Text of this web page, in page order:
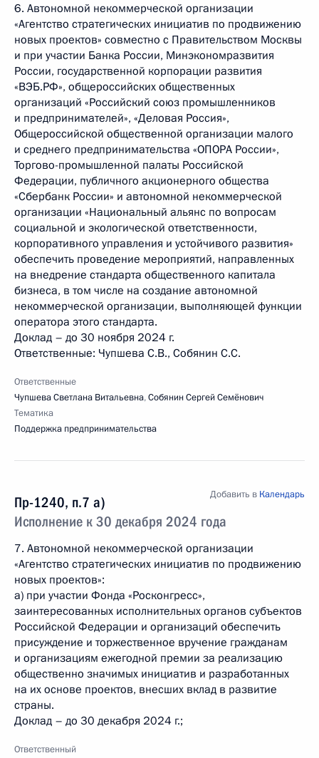
6. Автономной некоммерческой организации
«Агентство стратегических инициатив по продвижению
новых проектов» совместно с Правительством Москвы
и при участии Банка России, Минэкономразвития
России, государственной корпорации развития
«ВЭБ.РФ», общероссийских общественных
организаций «Российский союз промышленников
и предпринимателей», «Деловая Россия»,
Общероссийской общественной организации малого
и среднего предпринимательства «ОПОРА России»,
Торгово-промышленной палаты Российской
Федерации, публичного акционерного общества
«Сбербанк России» и автономной некоммерческой
организации «Национальный альянс по вопросам
социальной и экологической ответственности,
корпоративного управления и устойчивого развития»
обеспечить проведение мероприятий, направленных
на внедрение стандарта общественного капитала
бизнеса, в том числе на создание автономной
некоммерческой организации, выполняющей функции
оператора этого стандарта.
Доклад – до 30 ноября 2024 г.
Ответственные: Чупшева С.В., Собянин С.С.
Ответственные
Чупшева Светлана Витальевна,Собянин Сергей Семёнович
Тематика
Поддержка предпринимательства
Пр-1240, п.7 а)
Исполнение к 30 декабря 2024 года
Добавить в Календарь
7. Автономной некоммерческой организации
«Агентство стратегических инициатив по продвижению
новых проектов»:
а) при участии Фонда «Росконгресс»,
заинтересованных исполнительных органов субъектов
Российской Федерации и организаций обеспечить
присуждение и торжественное вручение гражданам
и организациям ежегодной премии за реализацию
общественно значимых инициатив и разработанных
на их основе проектов, внесших вклад в развитие
страны.
Доклад – до 30 декабря 2024 г.;
Ответственный